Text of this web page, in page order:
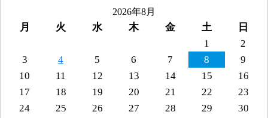
2026年8月
月 火 水 木 金 土
日
1
2
3
4 5 6 7 8
9
10
11 12 13 14 15
16
17
18 19 20 21 22
23
24
25 26 27 28 29
30